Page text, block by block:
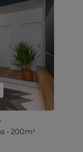
• 200m²